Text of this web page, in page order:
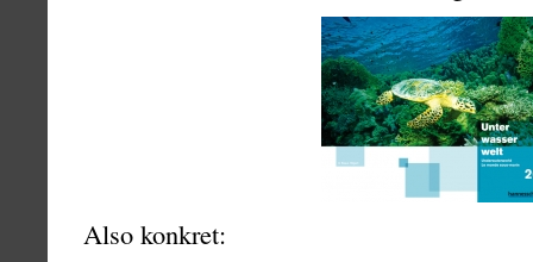
Also konkret: